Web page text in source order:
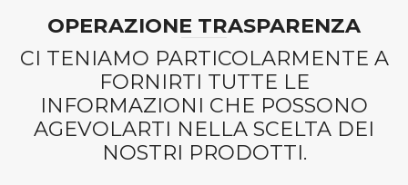
OPERAZIONE TRASPARENZA
CI TENIAMO PARTICOLARMENTE A
FORNIRTI TUTTE LE
INFORMAZIONI CHE POSSONO
AGEVOLARTI NELLA SCELTA DEI
NOSTRI PRODOTTI.